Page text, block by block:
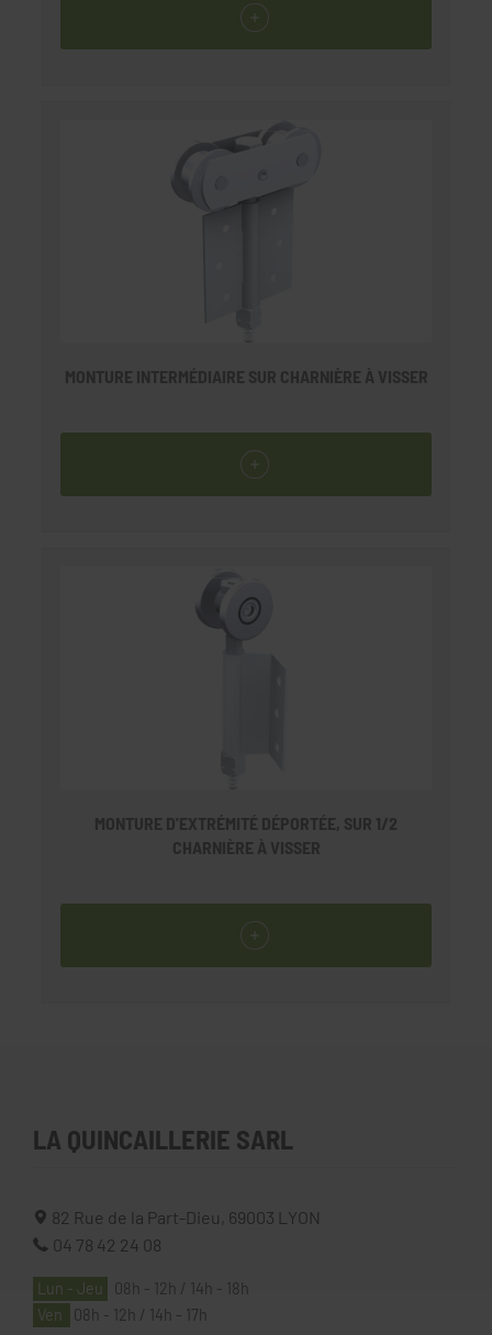
MONTURE INTERMÉDIAIRE SUR CHARNIÈRE À VISSER
MONTURE D'EXTRÉMITÉ DÉPORTÉE, SUR 1/2
CHARNIÈRE À VISSER
LA QUINCAILLERIE SARL
82 Rue de la Part-Dieu, 69003
LYON
04 78 42 24 08
Lun - Jeu
08h - 12h / 14h - 18h
Ven
08h - 12h / 14h - 17h